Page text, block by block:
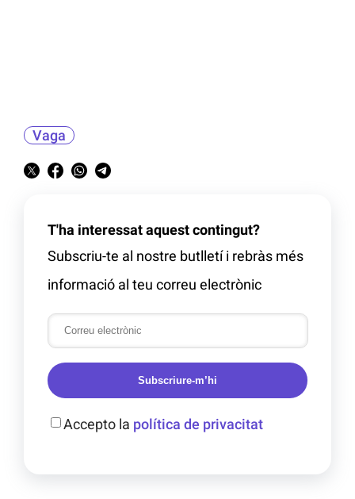
Vaga
T'ha interessat aquest contingut?
Subscriu-te al nostre butlletí i rebràs més
informació al teu correu electrònic
Subscriure-m’hi
Accepto la política de privacitat